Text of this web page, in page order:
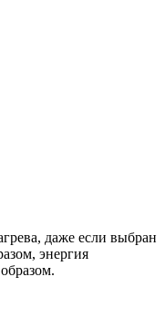
даже если выбран
энергия